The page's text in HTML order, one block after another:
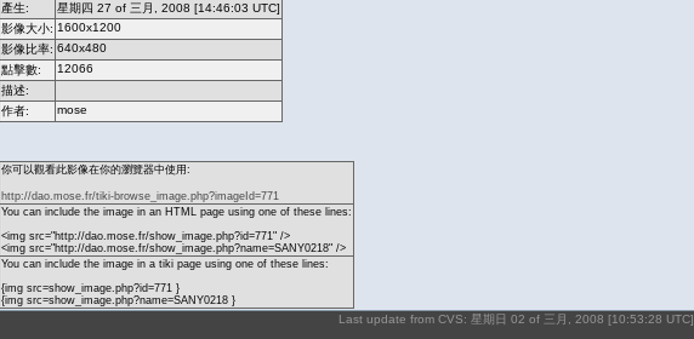
產生:
星期四 27 of 三月, 2008 [14:46:03 UTC]
影像大小: 1600x1200
影像比率: 640x480
點擊數:
12066
描述:
作者:
mose
你可以觀看此影像在你的瀏覽器中使用:
http://dao.mose.fr/tiki-browse_image.php?imageId=771
You can include the image in an HTML page using one of these lines:
<img src="http://dao.mose.fr/show_image.php?id=771" />
<img src="http://dao.mose.fr/show_image.php?name=SANY0218" />
You can include the image in a tiki page using one of these lines:
{img src=show_image.php?id=771 }
{img src=show_image.php?name=SANY0218 }
Last update from CVS: 星期日 02 of 三月, 2008 [10:53:28 UTC]